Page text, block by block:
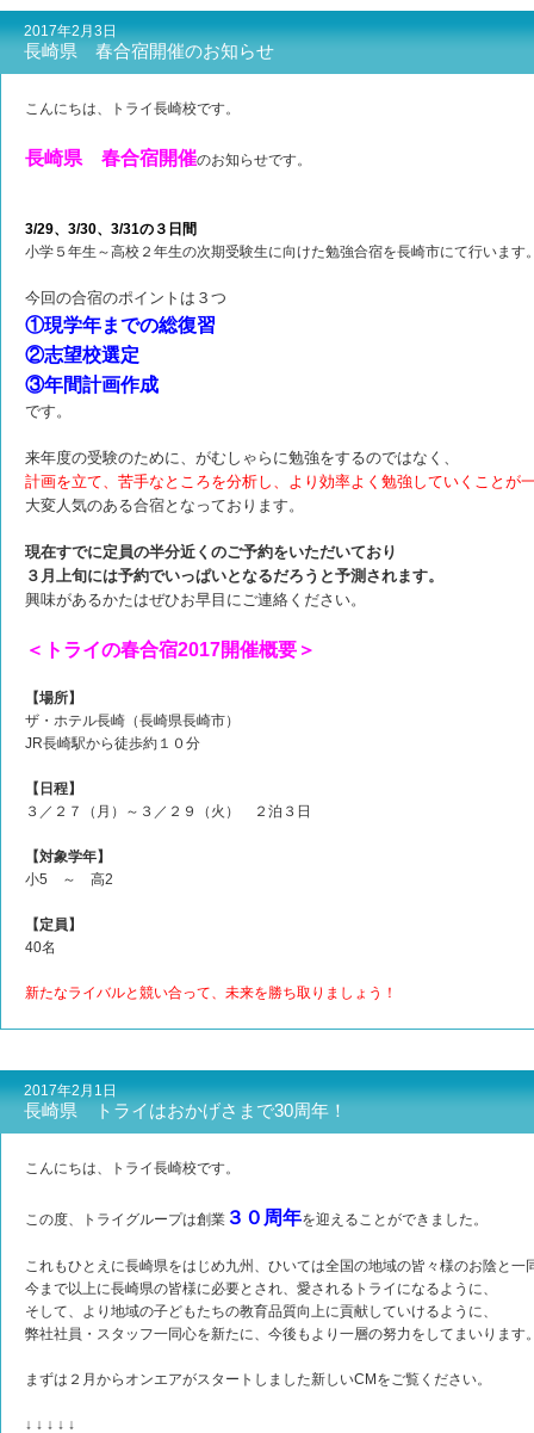
2017年2月3日
長崎県 春合宿開催のお知らせ
こんにちは、トライ長崎校です。
長崎県 春合宿開催のお知らせです。
3/29、3/30、3/31の３日間
小学５年生～高校２年生の次期受験生に向けた勉強合宿を長崎市にて行います
今回の合宿のポイントは３つ
①現学年までの総復習
②志望校選定
③年間計画作成
です。
来年度の受験のために、がむしゃらに勉強をするのではなく、
計画を立て、苦手なところを分析し、より効率よく勉強していくことが
大変人気のある合宿となっております。
現在すでに定員の半分近くのご予約をいただいており
３月上旬には予約でいっぱいとなるだろうと予測されます。
興味があるかたはぜひお早目にご連絡ください。
＜トライの春合宿2017開催概要＞
【場所】
ザ・ホテル長崎（長崎県長崎市）
JR長崎駅から徒歩約１０分
【日程】
３／２７（月）～３／２９（火） ２泊３日
【対象学年】
小5 ～ 高2
【定員】
40名
新たなライバルと競い合って、未来を勝ち取りましょう！
2017年2月1日
長崎県 トライはおかげさまで30周年！
こんにちは、トライ長崎校です。
この度、トライグループは創業 ３０周年を迎えることができました。
これもひとえに長崎県をはじめ九州、ひいては全国の地域の皆々様のお陰と一
今まで以上に長崎県の皆様に必要とされ、愛されるトライになるように、
そして、より地域の子どもたちの教育品質向上に貢献していけるように、
弊社社員・スタッフ一同心を新たに、今後もより一層の努力をしてまいります
まずは２月からオンエアがスタートしました新しいCMをご覧ください。
↓ ↓ ↓ ↓ ↓